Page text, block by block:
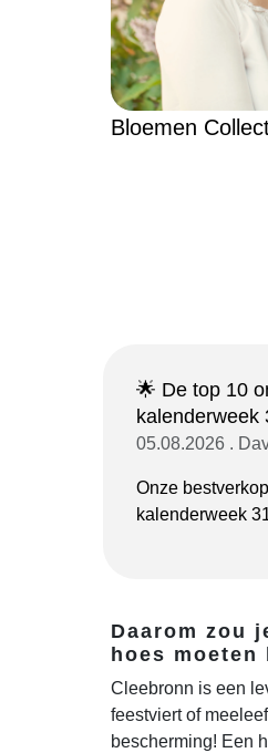
Bloemen
🌟 De top 10
kalenderweek
05.08.2026 .
Onze
kalenderweek
Daarom zou
hoes moeten
Cleebronn is een
feestviert of
bescherming! Een